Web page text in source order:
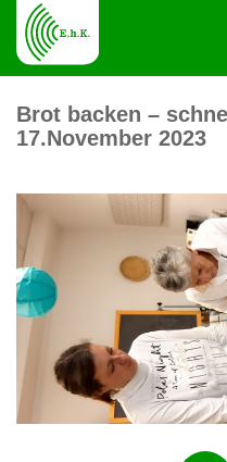
Brot backen –
17.November 2023